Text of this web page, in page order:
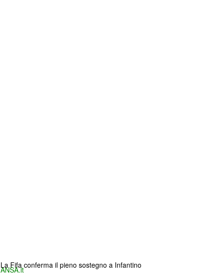
ANSA.it
La Fifa conferma il pieno sostegno a Infantino